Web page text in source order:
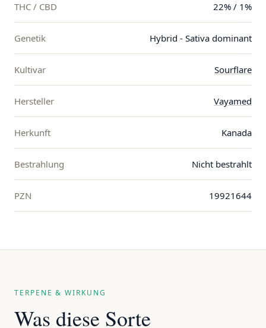
THC / CBD 22% / 1%
Genetik Hybrid - Sativa dominant
Kultivar Sourflare
Hersteller Vayamed
Herkunft Kanada
Bestrahlung Nicht bestrahlt
PZN 19921644
TERPENE & WIRKUNG
Was diese Sorte